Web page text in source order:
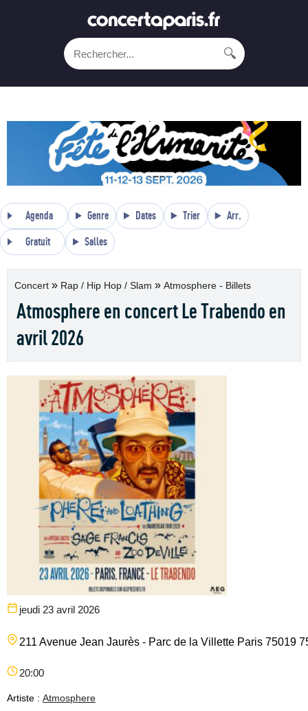
🔍
Agenda Genre Dates Trier Arr.
Gratuit Salles
Concert » Rap / Hip Hop / Slam » Atmosphere - Billets
Atmosphere en concert Le Trabendo en
avril 2026
jeudi 23 avril 2026
211 Avenue Jean Jaurès - Parc de la Villette Paris 75019
20:00
Artiste : Atmosphere